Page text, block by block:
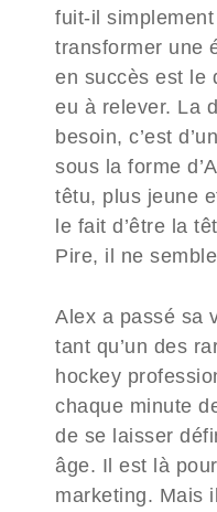
fuit-il
transformer une
en succès est le
eu à relever. La
besoin, c’est
sous la forme
têtu, plus jeune
le fait d’être la
Pire, il ne
Alex a passé sa
tant qu’un des
hockey
chaque minute
de se laisser
âge. Il est là
marketing. Mais